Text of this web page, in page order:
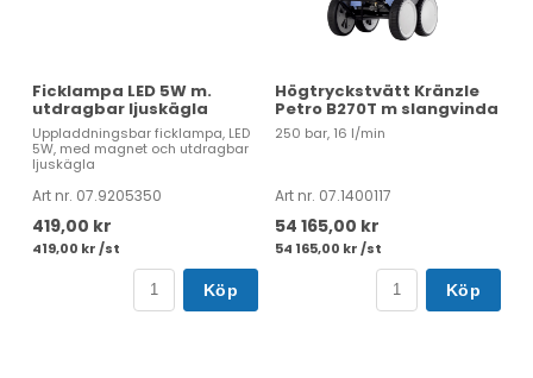
Ficklampa LED 5W m.
utdragbar ljuskägla
Uppladdningsbar ficklampa, LED
5W, med magnet och utdragbar
ljuskägla
Art nr. 07.9205350
419,00 kr
419,00 kr /st
Köp
Högtryckstvätt Kränzle
Petro B270T m slangvinda
250 bar, 16 l/min
Art nr. 07.1400117
54 165,00 kr
54 165,00 kr /st
Köp